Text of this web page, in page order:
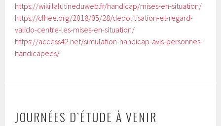
https://wiki.lalutineduweb.fr/handicap/mises-en-situation/
https://clhee.org/2018/05/28/depolitisation-et-regard-
valido-centre-les-mises-en-situation/
https://access42.net/simulation-handicap-avis-personnes-
handicapees/
JOURNÉES D’ÉTUDE À VENIR